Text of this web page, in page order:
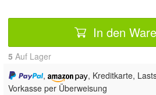
In den
5 Auf Lager
,
, Kreditkarte,
Vorkasse per Überweisung